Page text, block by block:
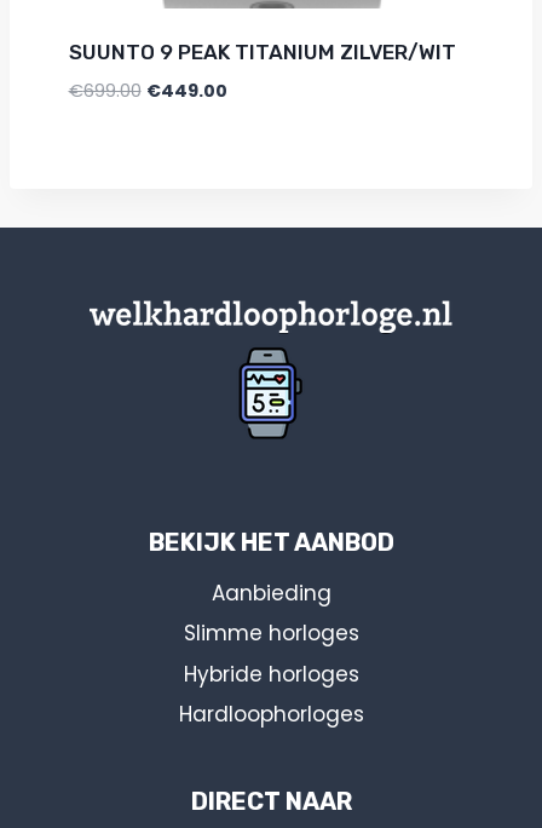
SUUNTO 9 PEAK TITANIUM ZILVER/WIT
€699.00 €449.00
BEKIJK HET AANBOD
Aanbieding
Slimme horloges
Hybride horloges
Hardloophorloges
DIRECT NAAR